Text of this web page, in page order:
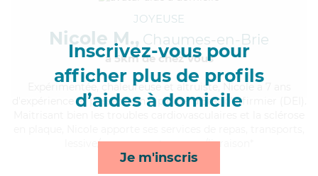
Inscrivez-vous pour
afficher plus de profils
d’aides à domicile
Je m'inscris
JOYEUSE
Nicole M., Chaumes-en-Brie
à 5km de chez Vous
, chaleureuse et altruiste, Nicole a 7 ans
d'expérience et possède un diplôme d'Etat d'infirmier (DEI).
lessive/repassage et courses/livraison*